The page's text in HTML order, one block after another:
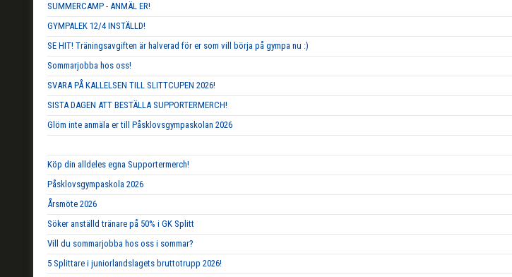
SUMMERCAMP - ANMÄL ER!
GYMPALEK 12/4 INSTÄLLD!
SE HIT! Träningsavgiften är halverad för er som vill börja på gympa nu :)
Sommarjobba hos oss!
SVARA PÅ KALLELSEN TILL SLITTCUPEN 2026!
SISTA DAGEN ATT BESTÄLLA SUPPORTERMERCH!
Glöm inte anmäla er till Påsklovsgympaskolan 2026
Köp din alldeles egna Supportermerch!
Påsklovsgympaskola 2026
Årsmöte 2026
Söker anställd tränare på 50% i GK Splitt
Vill du sommarjobba hos oss i sommar?
5 Splittare i juniorlandslagets bruttotrupp 2026!